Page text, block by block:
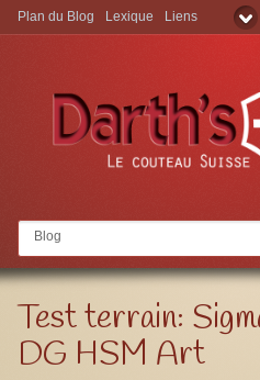
Aller à:
Plan du Blog Lexique Liens
Test terrain:
DG HSM Art